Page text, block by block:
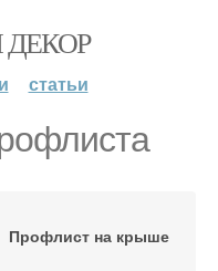
ДЕКОР
статьи
Профлист на крыше